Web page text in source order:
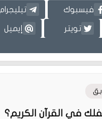
فيسبوك تيليجرام
تويتر إيميل
في القرآن الكريم؟